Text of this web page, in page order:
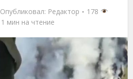
Опубликовал: Редактор
178
1 мин на чтение